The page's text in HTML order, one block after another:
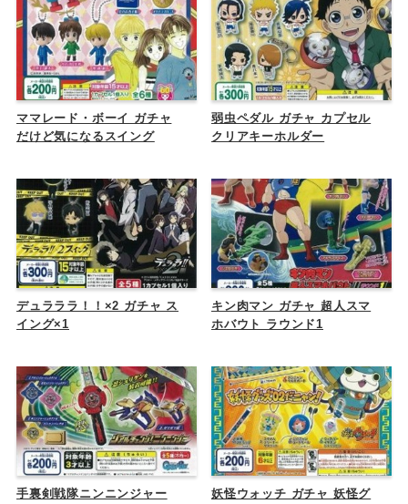
ママレード・ボーイ ガチャ
だけど気になるスイング
弱虫ペダル ガチャ カプセル
クリアキーホルダー
デュラララ！！×2 ガチャ ス
イング×1
キン肉マン ガチャ 超人スマ
ホバウト ラウンド1
手裏剣戦隊ニンニンジャー
妖怪ウォッチ ガチャ 妖怪グ